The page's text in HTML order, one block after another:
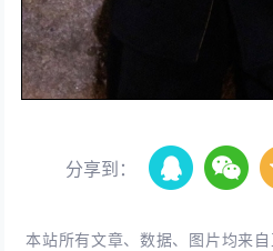
分享到：
本站所有文章、数据、图片均来